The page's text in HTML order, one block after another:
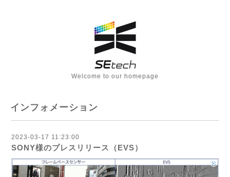
Welcome to our homepage
インフォメーション
2023-03-17 11:23:00
SONY様のプレスリリース（EVS）